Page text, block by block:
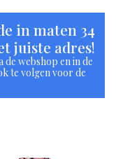
in maten 34
juiste adres!
de webshop en in de
te volgen voor de